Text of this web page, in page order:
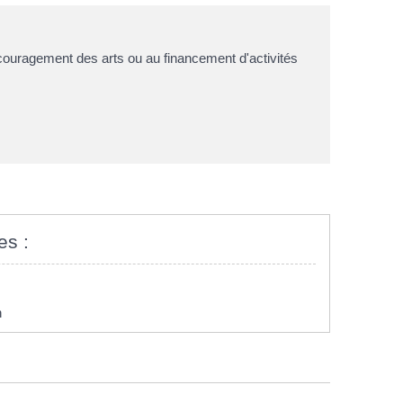
des arts ou au financement d'activités
: